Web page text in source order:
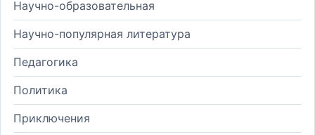
Научно-образовательная
Научно-популярная литература
Педагогика
Политика
Приключения